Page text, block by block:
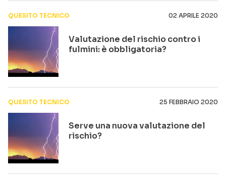
QUESITO TECNICO 02 APRILE 2020
Valutazione del rischio contro i
fulmini: è obbligatoria?
QUESITO TECNICO 25 FEBBRAIO 2020
Serve una nuova valutazione del
rischio?